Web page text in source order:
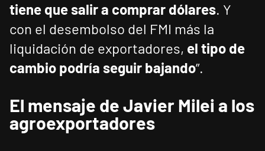
tiene que salir a comprar dólares. Y
con el desembolso del FMI más la
liquidación de exportadores, el tipo de
cambio podría seguir bajando”.
El mensaje de Javier Milei a los
agroexportadores